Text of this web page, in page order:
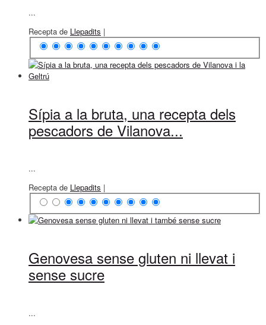
...
Recepta de Llepadits |
Sípia a la bruta, una recepta dels
pescadors de Vilanova...
...
Recepta de Llepadits |
Genovesa sense gluten ni llevat i
sense sucre
...